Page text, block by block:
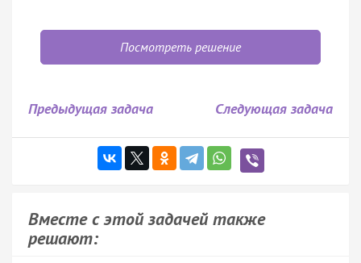
Посмотреть решение
Предыдущая задача Следующая задача
Вместе с этой задачей также
решают: